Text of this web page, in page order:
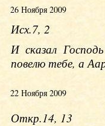
26 Ноября 2009
Исх.7, 2
И сказал
повелю тебе, а
22 Ноября 2009
Откр.14, 13